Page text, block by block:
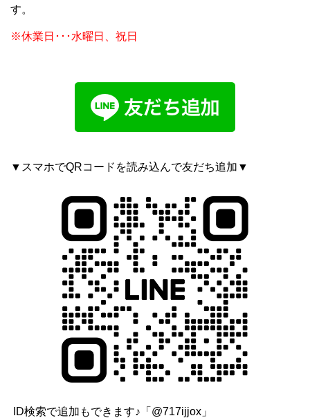
す。
※休業日･･･水曜日、祝日
▼スマホでQRコードを読み込んで友だち追加▼
ID検索で追加もできます♪「@717ijjox」